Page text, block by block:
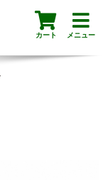
カート メニュー